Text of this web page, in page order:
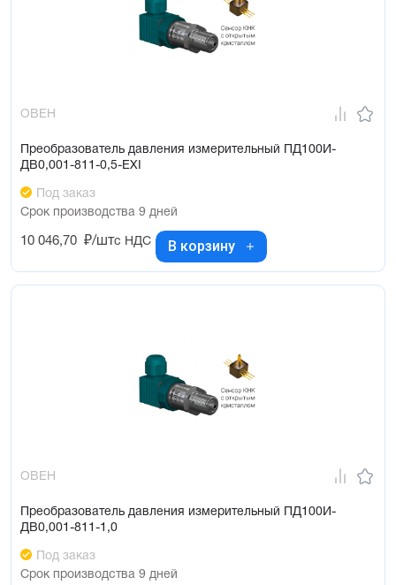
ОВЕН
Преобразователь давления измерительный ПД100И-
ДВ0,001-811-0,5-ЕХI
Под заказ
Срок производства 9 дней
10 046,70 ₽/штс НДС В корзину
ОВЕН
Преобразователь давления измерительный ПД100И-
ДВ0,001-811-1,0
Под заказ
Срок производства 9 дней